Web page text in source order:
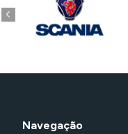
Navegação